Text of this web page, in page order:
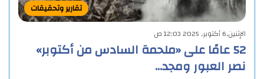
تقارير وتحقيقات
الإثنين,6 أكتوبر, 2025 12:03 ص
52 عامًا على «ملحمة السادس من أكتوبر»
نصر العبور ومجد…